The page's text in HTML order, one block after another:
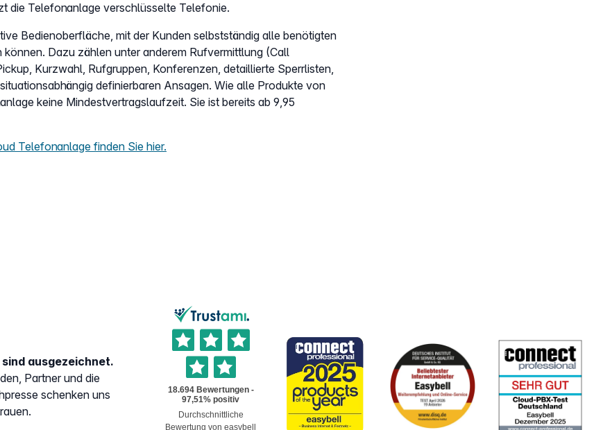
die Telefonanlage verschlüsselte Telefonie.
Bedienoberfläche, mit der Kunden selbstständig alle benötigten
Dazu zählen unter anderem Rufvermittlung (Call
Kurzwahl, Rufgruppen, Konferenzen, detaillierte Sperrlisten,
definierbaren Ansagen. Wie alle Produkte von
keine Mindestvertragslaufzeit. Sie ist bereits ab 9,95
Telefonanlage finden Sie hier.
ausgezeichnet.
Partner und die
schenken uns
Durchschnittliche
Bewertung von easybell